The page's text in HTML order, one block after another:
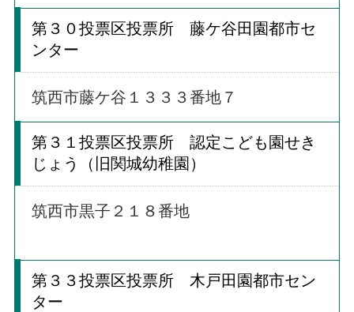
第３０投票区投票所 藤ケ谷田園都市セ
ンター
筑西市藤ケ谷１３３３番地７
第３１投票区投票所 認定こども園せき
じょう（旧関城幼稚園）
筑西市黒子２１８番地
第３３投票区投票所 木戸田園都市セン
ター